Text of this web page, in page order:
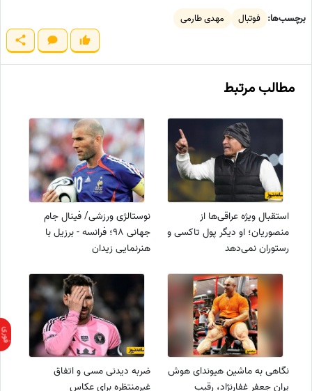
برچسب‌ها: فوتبال مهدی طارمی
مطالب مرتبط
استقبال ویژه عراقی‌ها از
منصوریان؛ او دیگر پول تاکسی و
رستوران نمی‌دهد
نوستالژی ورزشی/ فینال جام
جهانی 98؛ فرانسه - برزیل با
هنرنمایی زیدان
نگاهی به ماشین هیوندای هوش
پران جعفر غفارنژاد، رقیب
ضربه دیدنی مسی و اتفاق
غیرمنتظره برای عکاس